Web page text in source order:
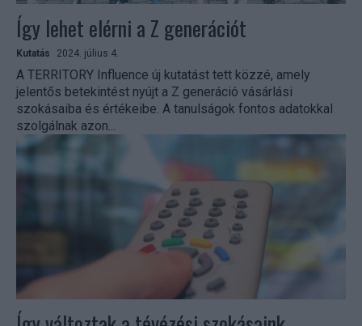
Így lehet elérni a Z generációt
Kutatás 2024. július 4.
A TERRITORY Influence új kutatást tett közzé, amely
jelentős betekintést nyújt a Z generáció vásárlási
szokásaiba és értékeibe. A tanulságok fontos adatokkal
szolgálnak azon...